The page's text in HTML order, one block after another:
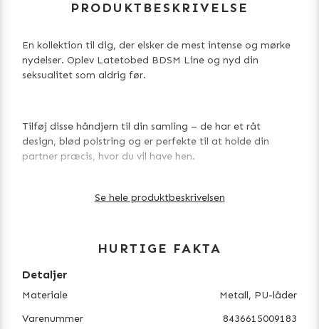
PRODUKTBESKRIVELSE
En kollektion til dig, der elsker de mest intense og mørke
nydelser. Oplev Latetobed BDSM Line og nyd din
seksualitet som aldrig før.
Tilføj disse håndjern til din samling – de har et råt
design, blød polstring og er perfekte til at holde din
partner præcis, hvor du vil have hen.
PU og metal
Se hele produktbeskrivelsen
HURTIGE FAKTA
Detaljer
Materiale
Metall, PU-läder
Varenummer
8436615009183